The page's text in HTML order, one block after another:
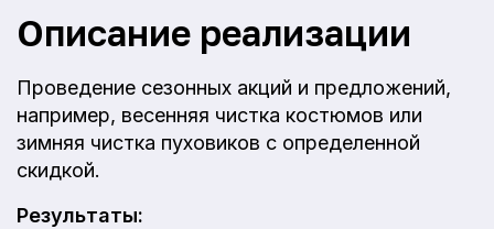
Описание реализации
Проведение сезонных акций и предложений,
например, весенняя чистка костюмов или
зимняя чистка пуховиков с определенной
скидкой.
Результаты: